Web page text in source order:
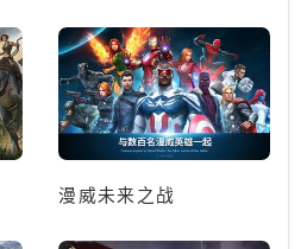
漫威未来之战